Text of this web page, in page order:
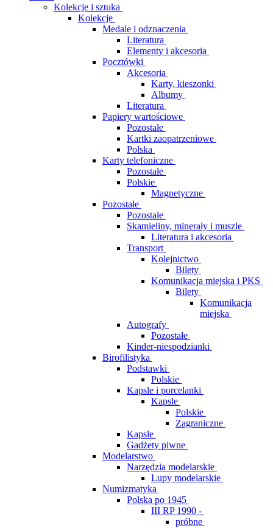
Kolekcje i sztuka
Kolekcje
Medale i odznaczenia
Literatura
Elementy i akcesoria
Pocztówki
Akcesoria
Karty, kieszonki
Albumy
Literatura
Papiery wartościowe
Pozostałe
Kartki zaopatrzeniowe
Polska
Karty telefoniczne
Pozostałe
Polskie
Magnetyczne
Pozostałe
Pozostałe
Skamieliny, minerały i muszle
Literatura i akcesoria
Transport
Kolejnictwo
Bilety
Komunikacja miejska i PKS
Bilety
Komunikacja
miejska
Autografy
Pozostałe
Kinder-niespodzianki
Birofilistyka
Podstawki
Polskie
Kapsle i porcelanki
Kapsle
Polskie
Zagraniczne
Kapsle
Gadżety piwne
Modelarstwo
Narzędzia modelarskie
Lupy modelarskie
Numizmatyka
Polska po 1945
III RP 1990 -
próbne